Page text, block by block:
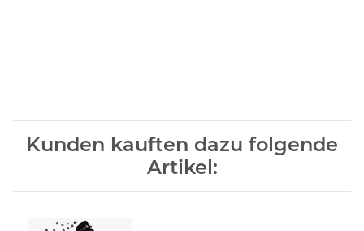
Kunden kauften dazu folgende
Artikel: